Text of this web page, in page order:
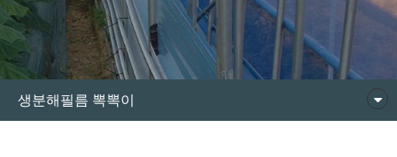
생분해필름 뽁뽁이